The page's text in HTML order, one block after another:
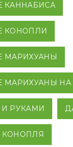
КАННАБИСА
КОНОПЛИ
МАРИХУАНЫ
МАРИХУАНЫ НА
РУКАМИ
КОНОПЛЯ